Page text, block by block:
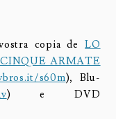
copia deLO
ARMATE
s60m), Blu-
) e DVD